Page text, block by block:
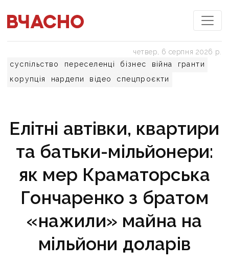
суспільство переселенці бізнес війна
гранти
корупція
нардепи відео спецпроєкти
четвер, 6 серпня 2026 р.
Елітні автівки, квартири
та батьки-мільйонери:
як мер Краматорська
Гончаренко з братом
«нажили» майна на
мільйони доларів